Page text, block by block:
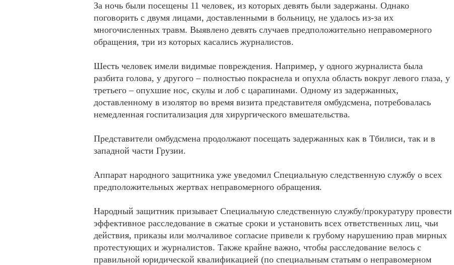
За ночь были посещены 11 человек, из которых девять были задержаны. Однако
поговорить с двумя лицами, доставленными в больницу, не удалось из-за их
многочисленных травм. Выявлено девять случаев предположительно неправомерного
обращения, три из которых касались журналистов.
Шесть человек имели видимые повреждения. Например, у одного журналиста была
разбита голова, у другого – полностью покраснела и опухла область вокруг левого глаза, у
третьего – опухшие нос, скулы и лоб с царапинами. Одному из задержанных,
доставленному в изолятор во время визита представителя омбудсмена, потребовалась
немедленная госпитализация для хирургического вмешательства.
Представители омбудсмена продолжают посещать задержанных как в Тбилиси, так и в
западной части Грузии.
Аппарат народного защитника уже уведомил Специальную следственную службу о всех
предположительных жертвах неправомерного обращения.
Народный защитник призывает Специальную следственную службу/прокуратуру провести
эффективное расследование в сжатые сроки и установить всех ответственных лиц, чьи
действия, приказы или молчаливое согласие привели к грубому нарушению прав мирных
протестующих и журналистов. Также крайне важно, чтобы расследование велось с
правильной юридической квалификацией (по специальным статьям о неправомерном